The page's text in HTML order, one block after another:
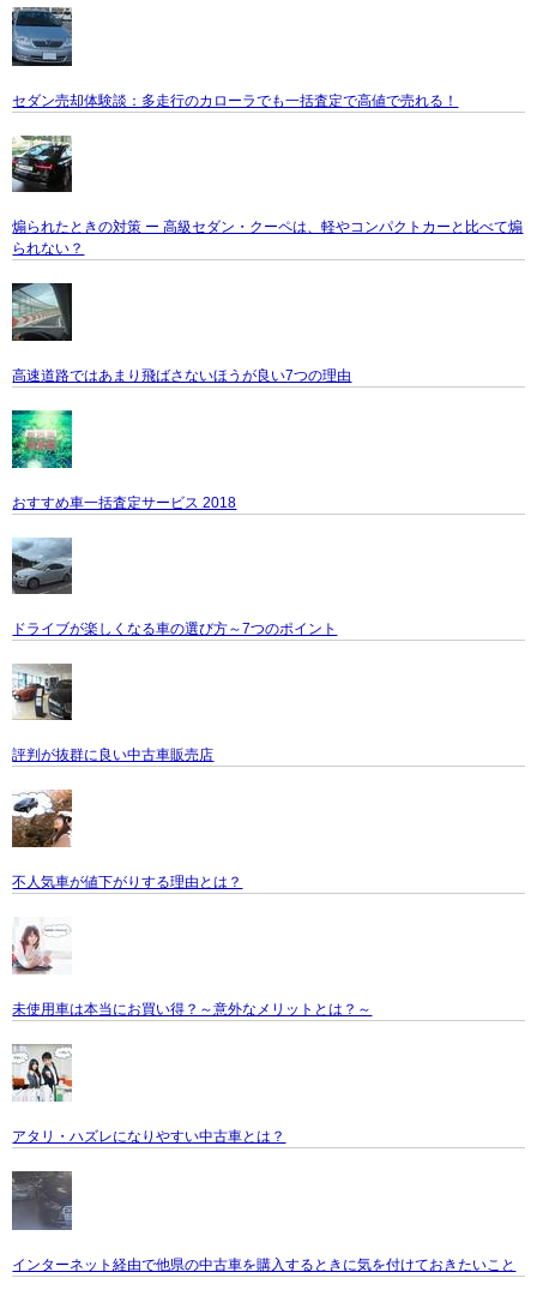
セダン売却体験談：多走行のカローラでも一括査定で高値で売れる！
煽られたときの対策 ー 高級セダン・クーペは、軽やコンパクトカーと比べて煽
られない？
高速道路ではあまり飛ばさないほうが良い7つの理由
おすすめ車一括査定サービス 2018
ドライブが楽しくなる車の選び方～7つのポイント
評判が抜群に良い中古車販売店
不人気車が値下がりする理由とは？
未使用車は本当にお買い得？～意外なメリットとは？～
アタリ・ハズレになりやすい中古車とは？
インターネット経由で他県の中古車を購入するときに気を付けておきたいこと